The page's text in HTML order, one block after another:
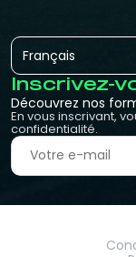
Français
Inscrivez-
Découvrez nos
En vous inscrivant,
confidentialité.